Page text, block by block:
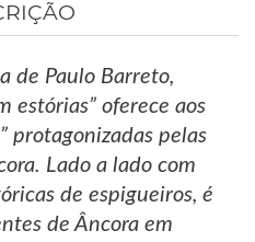
de Paulo Barreto,
estórias” oferece aos
protagonizadas pelas
Lado a lado com
de espigueiros, é
de Âncora em